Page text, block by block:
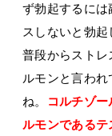
ず勃起するには
スしないと勃起
普段からストレ
ルモンと言わ
ね。
コルチゾ
ルモンである